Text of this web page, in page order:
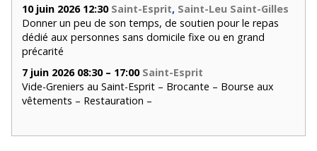
10 juin 2026 12:30 Saint-Esprit, Saint-Leu Saint-Gilles
Donner un peu de son temps, de soutien pour le repas
dédié aux personnes sans domicile fixe ou en grand
précarité
7 juin 2026 08:30 – 17:00 Saint-Esprit
Vide-Greniers au Saint-Esprit – Brocante – Bourse aux
vêtements – Restauration –